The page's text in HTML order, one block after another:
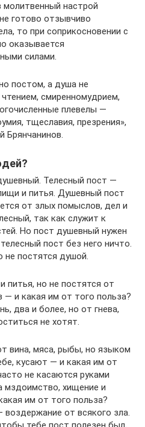
молитвенный настрой
готово отзывчиво
то при соприкосновении с
оказывается
силами.
постом, а душа не
смиренномудрием,
плевелы —
тщеславия, презрения»,
Брянчанинов.
Телесный пост —
и питья. Душевный пост
от злых помыслов, дел и
так как служит к
Но пост душевный нужен
пост без него ничто.
не постятся душой.
питья, но не постятся от
и какая им от того польза?
два и более, но от гнева,
не хотят.
вина, мяса, рыбы, но языком
кусают — и какая им от
не касаются руками
мздоимство, хищение и
им от того польза?
от всякого зла.